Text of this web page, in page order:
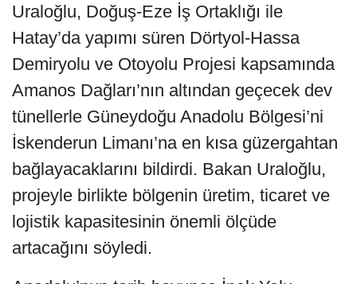
Uraloğlu, Doğuş-Eze İş Ortaklığı ile
Hatay’da yapımı süren Dörtyol-Hassa
Demiryolu ve Otoyolu Projesi kapsamında
Amanos Dağları’nın altından geçecek dev
tünellerle Güneydoğu Anadolu Bölgesi’ni
İskenderun Limanı’na en kısa güzergahtan
bağlayacaklarını bildirdi. Bakan Uraloğlu,
projeyle birlikte bölgenin üretim, ticaret ve
lojistik kapasitesinin önemli ölçüde
artacağını söyledi.